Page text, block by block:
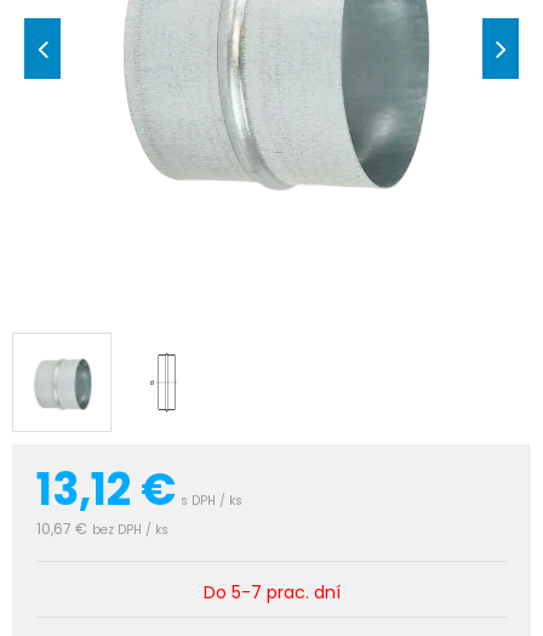
13,12€ s DPH / ks
10,67 € bez DPH / ks
Do 5-7 prac. dní